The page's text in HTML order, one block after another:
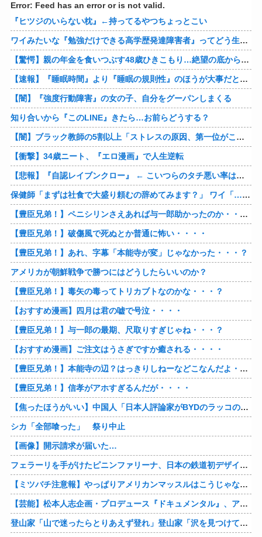
Error: Feed has an error or is not valid.
『ヒツジのいらない枕』←持ってるやつちょっとこい
ワイみたいな『勉強だけできる高学歴発達障害者』ってどう生きたらいいんや？
【驚愕】親の年金を食いつぶす48歳ひきこもり…絶望の底から家族を救ったのは『障害基礎年金』だった
【速報】『睡眠時間』より『睡眠の規則性』のほうが大事だと判明
【闇】『強度行動障害』の女の子、自分をグーパンしまくる
知り合いから『このLINE』きたら…お前らどうする？
【闇】ブラック教師の5割以上「ストレスの原因、第一位がこれ」
【衝撃】34歳ニート、『エロ漫画』で人生逆転
【悲報】『自認レイブンクロー』 ← こいつらのタチ悪い率は異常
保健師「まずは社食で大盛り頼むの辞めてみます？」 ワイ「…食っちゃいけないものを売ってるのか？」
【豊臣兄弟！】ペニシリンさえあれば与一郎助かったのか・・・？
【豊臣兄弟！】破傷風で死ぬとか普通に怖い・・・・
【豊臣兄弟！】あれ、字幕「本能寺が変」じゃなかった・・・？
アメリカが朝鮮戦争で勝つにはどうしたらいいのか？
【豊臣兄弟！】毒矢の毒ってトリカブトなのかな・・・？
【おすすめ漫画】四月は君の嘘で号泣・・・・
【豊臣兄弟！】与一郎の最期、尺取りすぎじゃね・・・？
【おすすめ漫画】ご注文はうさぎですか癒される・・・・
【豊臣兄弟！】本能寺の辺？はっきりしねーなどこなんだよ・・・・
【豊臣兄弟！】信孝がアホすぎるんだが・・・・
【焦ったほうがいい】中国人「日本人評論家がBYDのラッコの装備を褒めてるけど中国では基本的な装備やぞ…？」
シカ「全部喰った」 祭り中止
【画像】開示請求が届いた…
フェラーリを手がけたピニンファリーナ、日本の鉄道初デザイン。南海電鉄が新たな空港特急をなにわ筋線へ導入
【ミツバチ注意報】やっぱりアメリカンマッスルはこうじゃないとな・・・。ダッジが「直6ツインターボ、600馬力」の新型「チャージャー ”スーパービー”」を発表
【芸能】松本人志企画・プロデュース『ドキュメンタル』、アメリカで初の制作が決定
登山家「山で迷ったらとりあえず登れ」登山家「沢を見つけて下山しろ」←これ結局どっちが正解なの？